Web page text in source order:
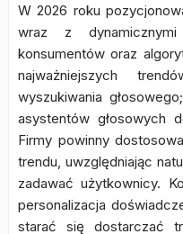
W 2026 roku
wraz z
konsumentów oraz
najważniejszych
wyszukiwania
asystentów głosowych
Firmy powinny
trendu, uwzględniając
zadawać użytkownicy.
personalizacja
starać się dostarczać